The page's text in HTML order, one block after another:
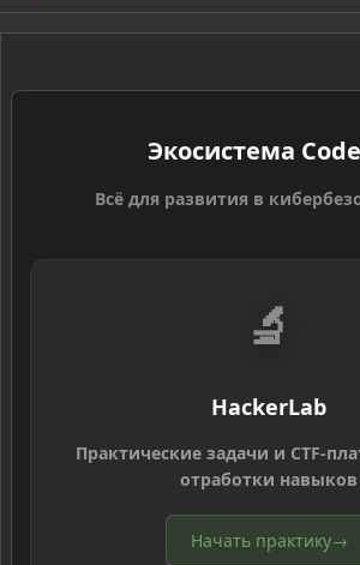
S
Экосистема
Всё для развития в
🔬
HackerLab
Практические задачи и CTF-
отработки навыков
Начать практику→